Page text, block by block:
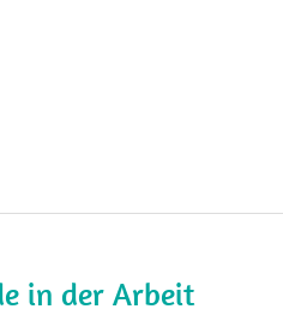
in der Arbeit